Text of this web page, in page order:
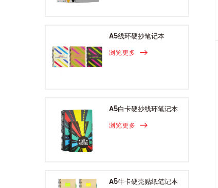
A5线环硬抄笔记本
浏览更多
A5白卡硬抄线环笔记本
浏览更多
A5牛卡硬壳贴纸笔记本